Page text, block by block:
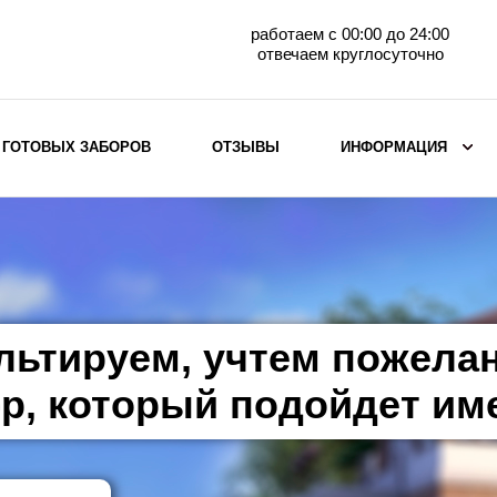
работаем с 00:00 до 24:00
отвечаем круглосуточно
горизонтального
Металлические заборы для дачи
Забор жалюзи с кирпичными столбами
Металлические заборы
Металлические ограждения
ГОТОВЫХ ЗАБОРОВ ОТЗЫВЫ ИНФОРМАЦИЯ
учтем
который подойдет